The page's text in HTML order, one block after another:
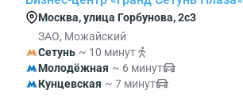
Москва, улица Горбунова, 2с3
ЗАО, Можайский
Сетунь ~ 10 минут
Молодёжная ~ 6 минут
Кунцевская ~ 7 минут